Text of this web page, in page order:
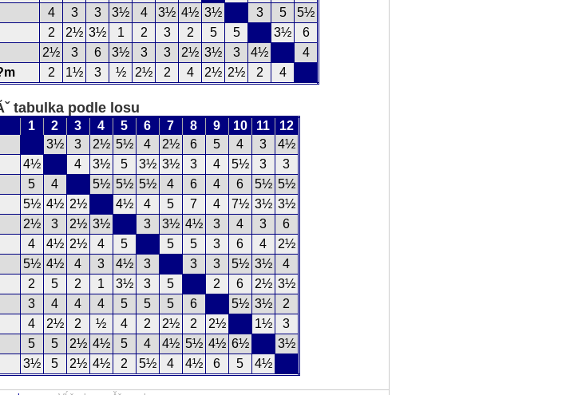
4 3 3 3½ 4 3½ 4½ 3½ 3 5
5½
2 2½ 3½ 1 2 3 2 5 5 3½
6
2½ 3 6 3½ 3 3 2½ 3½ 3 4½
4
2 1½ 3 ½ 2½ 2 4 2½ 2½ 2 4
tabulka podle losu
1 2 3 4 5 6 7 8 9 10 11
12
3½ 3 2½ 5½ 4 2½ 6 5 4 3
4½
4½ 4 3½ 5 3½ 3½ 3 4 5½ 3
3
5 4 5½ 5½ 5½ 4 6 4 6 5½ 5½
5½ 4½ 2½ 4½ 4 5 7 4 7½ 3½ 3½
2½ 3 2½ 3½ 3 3½ 4½ 3 4 3
6
4 4½ 2½ 4 5 5 5 3 6 4
2½
5½ 4½ 4 3 4½ 3 3 3 5½ 3½
4
2 5 2 1 3½ 3 5 2 6 2½ 3½
3 4 4 4 5 5 5 6 5½ 3½
2
4 2½ 2 ½ 4 2 2½ 2 2½ 1½
3
5 5 2½ 4½ 5 4 4½ 5½ 4½ 6½
3½
3½ 5 2½ 4½ 2 5½ 4 4½ 6 5 4½